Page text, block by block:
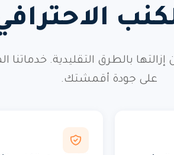
إزالتها بالطرق التقليدية.
على جودة أقمشتك.